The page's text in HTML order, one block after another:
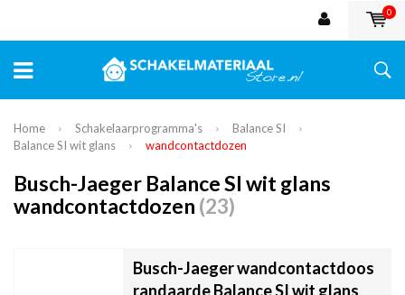
0
Home Schakelaarprogramma's
Balance SI
Balance SI wit glans
wandcontactdozen
Busch-Jaeger Balance SI wit glans
wandcontactdozen (23)
Busch-Jaeger wandcontactdoos
randaarde Balance SI wit glans